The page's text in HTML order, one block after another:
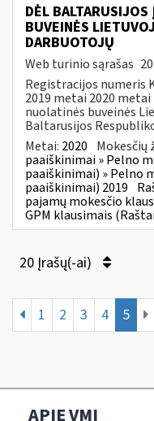
DĖL
BUVEINĖS
DARBUOTOJŲ
Web turinio sąrašas
Registracijos numeris
2019 metai 2020
nuolatinės buveinės
Baltarusijos
Metai: 2020 Mokesčių
paaiškinimai » Pelno
paaiškinimai) » Pelno
paaiškinimai) 2019
pajamų mokesčio
GPM klausimais
20 Įrašų(-ai)
1 2 3 4 5
APIE VMI